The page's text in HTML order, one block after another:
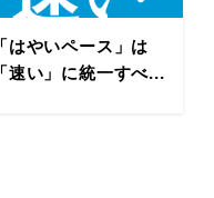
「はやいペース」は
「速い」に統一すべ...